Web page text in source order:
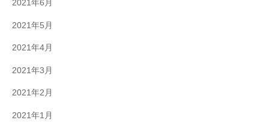
2021年6月
2021年5月
2021年4月
2021年3月
2021年2月
2021年1月